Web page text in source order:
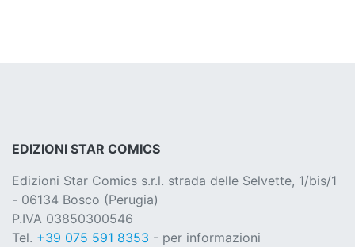
EDIZIONI STAR COMICS
Edizioni Star Comics s.r.l. strada delle Selvette, 1/bis/1
- 06134 Bosco (Perugia)
P.IVA 03850300546
Tel. +39 075 591 8353 - per informazioni